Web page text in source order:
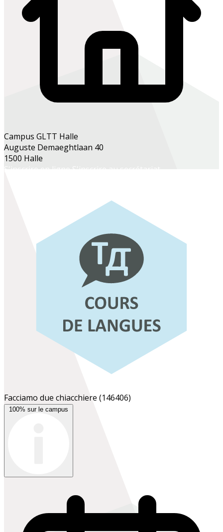
Campus GLTT Halle
Auguste Demaeghtlaan 40
1500 Halle
Facciamo due chiacchiere (146406)
100% sur le campus